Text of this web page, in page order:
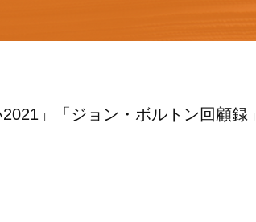
」「ジョン・ボルトン回顧録」